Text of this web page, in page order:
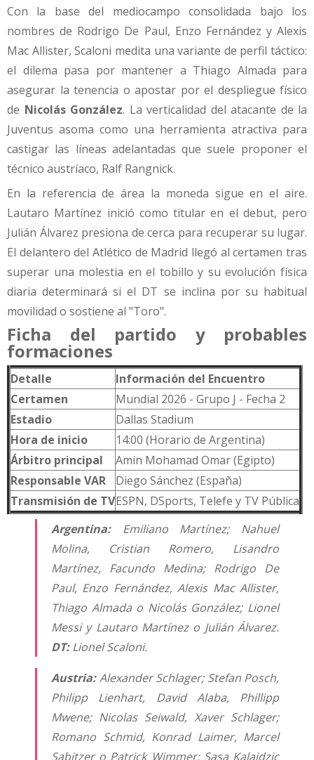
Con la base del mediocampo consolidada bajo los
nombres de Rodrigo De Paul, Enzo Fernández y Alexis
Mac Allister, Scaloni medita una variante de perfil táctico:
el dilema pasa por mantener a Thiago Almada para
asegurar la tenencia o apostar por el despliegue físico
de Nicolás González. La verticalidad del atacante de la
Juventus asoma como una herramienta atractiva para
castigar las líneas adelantadas que suele proponer el
técnico austríaco, Ralf Rangnick.
En la referencia de área la moneda sigue en el aire.
Lautaro Martínez inició como titular en el debut, pero
Julián Álvarez presiona de cerca para recuperar su lugar.
El delantero del Atlético de Madrid llegó al certamen tras
superar una molestia en el tobillo y su evolución física
diaria determinará si el DT se inclina por su habitual
movilidad o sostiene al "Toro".
Ficha del partido y probables
formaciones
Detalle
Información del Encuentro
Certamen
Mundial 2026 - Grupo J - Fecha 2
Estadio
Dallas Stadium
Hora de inicio
14:00 (Horario de Argentina)
Árbitro principal
Amin Mohamad Omar (Egipto)
Responsable VAR
Diego Sánchez (España)
Transmisión de TVESPN, DSports, Telefe y TV Pública
Argentina:Emiliano Martínez; Nahuel
Molina, Cristian Romero, Lisandro
Martínez, Facundo Medina; Rodrigo De
Paul, Enzo Fernández, Alexis Mac Allister,
Thiago Almada o Nicolás González; Lionel
Messi y Lautaro Martínez o Julián Álvarez.
DT:Lionel Scaloni.
Austria:Alexander Schlager; Stefan Posch,
Philipp Lienhart, David Alaba, Phillipp
Mwene; Nicolas Seiwald, Xaver Schlager;
Romano Schmid, Konrad Laimer, Marcel
Sabitzer o Patrick Wimmer; Sasa Kalajdzic